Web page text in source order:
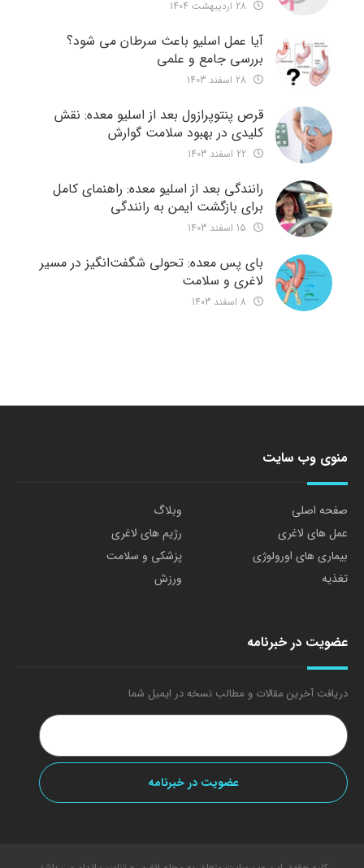
آیا عمل اسلیو باعث سرطان می شود؟
بررسی جامع و علمی
قرص پنتوپرازول بعد از اسلیو معده: نقش
کلیدی در بهبود سلامت گوارش
رانندگی بعد از اسلیو معده: راهنمای کامل
برای بازگشت ایمن به رانندگی
بای پس معده: تحولی شگفت‌انگیز در مسیر
لاغری و سلامت
منوی وب سایت
صفحه اصلی
وبلاگ
عمل های لاغری
رژیم های لاغری
بیماری های اورولوژی
پزشکی و سلامت
تغذیه
ورزش
عضویت در خبرنامه
دریافت آخرین مقالات و مطالب نسخه در ایمیل شما